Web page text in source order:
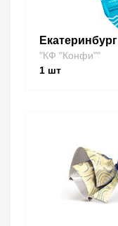
Екатеринбург
"КФ "Конфи""
1 шт